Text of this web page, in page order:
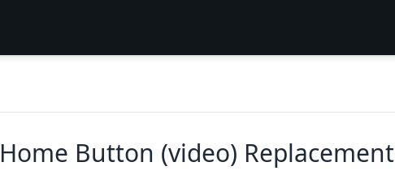
Button (video) Replacement